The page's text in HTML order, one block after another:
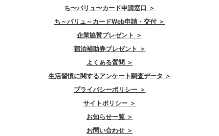
ち〜バリュ〜カード申請窓口 ＞
ち～バリュ～カードWeb申請・交付 ＞
企業協賛プレゼント ＞
宿泊補助券プレゼント ＞
よくある質問 ＞
生活習慣に関するアンケート調査データ ＞
プライバシーポリシー ＞
サイトポリシー ＞
お知らせ一覧 ＞
お問い合わせ ＞